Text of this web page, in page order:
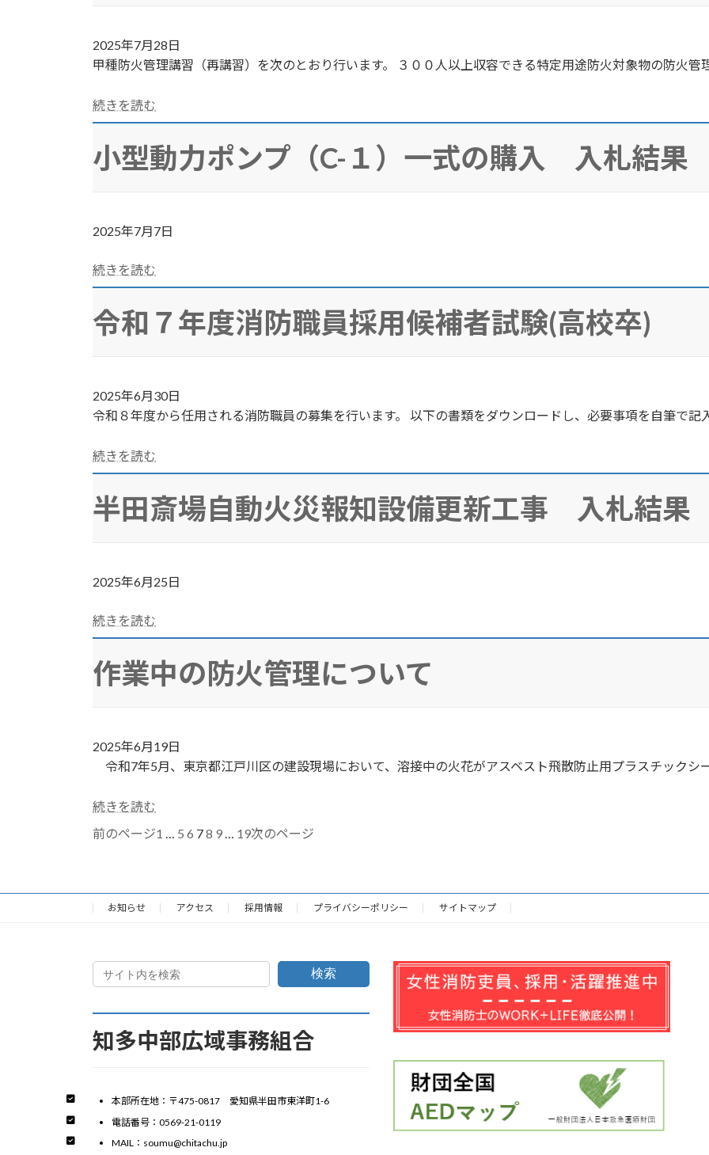
2025年7月28日
甲種防火管理講習（再講習）を次のとおり行います。 ３００人以上収容できる特定用途防火対象物の防火管
続きを読む
小型動力ポンプ（C-１）一式の購入 入札結果
2025年7月7日
続きを読む
令和７年度消防職員採用候補者試験(高校卒)
2025年6月30日
令和８年度から任用される消防職員の募集を行います。 以下の書類をダウンロードし、必要事項を自筆で記
続きを読む
半田斎場自動火災報知設備更新工事 入札結果
2025年6月25日
続きを読む
作業中の防火管理について
2025年6月19日
令和7年5月、東京都江戸川区の建設現場において、溶接中の火花がアスベスト飛散防止用プラスチックシ
続きを読む
前のページ1 5 6 78 9 19次のページ
お知らせ アクセス 採用情報 プライバシーポリシー サイトマップ
検索
知多中部広域事務組合
本部所在地：〒475-0817 愛知県半田市東洋町1-6
電話番号：0569-21-0119
MAIL：soumu@chitachu.jp